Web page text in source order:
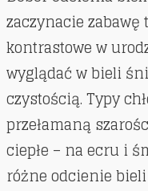
zaczynacie
kontrastowe w
wyglądać w bieli
czystością. Typy
przełamaną
ciepłe – na ecru i
różne odcienie